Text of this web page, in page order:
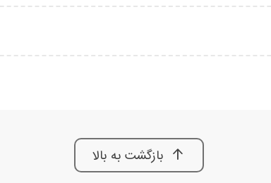
بازگشت به بالا